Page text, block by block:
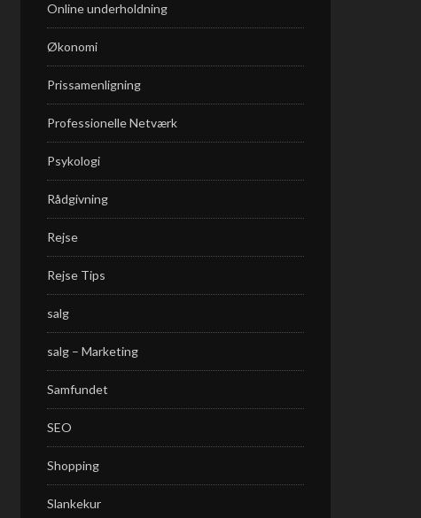
Online underholdning
Økonomi
Prissamenligning
Professionelle Netværk
Psykologi
Rådgivning
Rejse
Rejse Tips
salg
salg – Marketing
Samfundet
SEO
Shopping
Slankekur